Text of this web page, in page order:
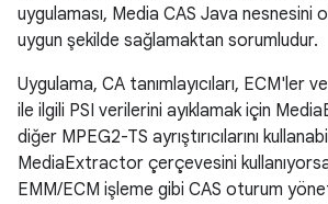
uygulaması, Media CAS Java nesnesini
uygun şekilde sağlamaktan sorumludur.
Uygulama, CA tanımlayıcıları, ECM'ler
ile ilgili PSI verilerini ayıklamak için
diğer MPEG2-TS ayrıştırıcılarını
MediaExtractor çerçevesini
EMM/ECM işleme gibi CAS oturum